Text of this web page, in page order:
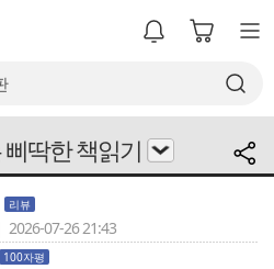
딱한 책읽기
리뷰
07-26 21:43
100자평